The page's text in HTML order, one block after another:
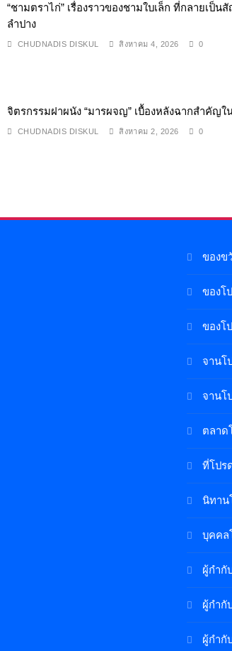
“ชามตราไก่” เรื่องราวของชามใบเล็ก ที่กลายเป็
ลำปาง
CHUDNADIS DISKUL สิงหาคม 4, 2026 0
จิตรกรรมฝาผนัง “มารผจญ” เบื้องหลังฉากสำคัญใน
CHUDNADIS DISKUL สิงหาคม 2, 2026 0
ของข
ของโ
ของโ
จานโ
จานโ
ตลาด
ที่โปร
นิทาน
บุคคล
ผู้กำกั
ผู้กำกั
ผู้กำกั